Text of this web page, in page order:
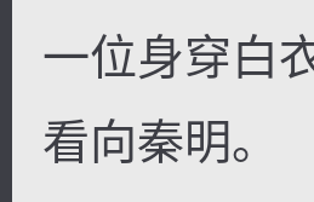
一位身穿白
看向秦明。